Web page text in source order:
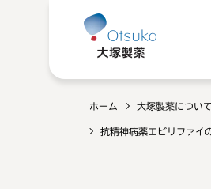
ホーム 大塚製薬について
抗精神病薬エビリファ